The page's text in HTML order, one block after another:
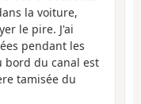
la voiture,
le pire. J'ai
pendant les
bord du canal est
tamisée du